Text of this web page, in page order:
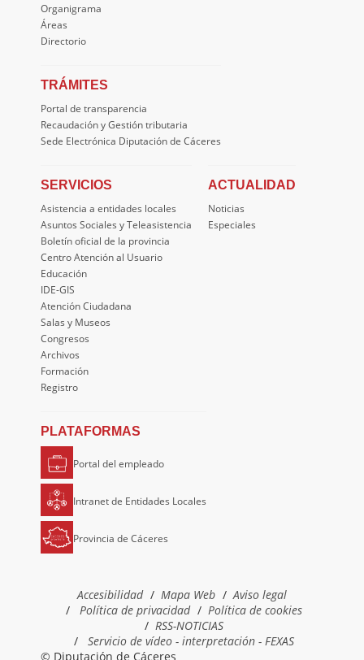
Organigrama
Áreas
Directorio
TRÁMITES
Portal de transparencia
Recaudación y Gestión tributaria
Sede Electrónica Diputación de Cáceres
SERVICIOS
Asistencia a entidades locales
Asuntos Sociales y Teleasistencia
Boletín oficial de la provincia
Centro Atención al Usuario
Educación
IDE-GIS
Atención Ciudadana
Salas y Museos
Congresos
Archivos
Formación
Registro
ACTUALIDAD
Noticias
Especiales
PLATAFORMAS
Portal del empleado
Intranet de Entidades Locales
Provincia de Cáceres
Accesibilidad Mapa Web
Aviso legal
Política de privacidad
Política de cookies
RSS-NOTICIAS
Servicio de vídeo - interpretación - FEXAS
© Diputación de Cáceres